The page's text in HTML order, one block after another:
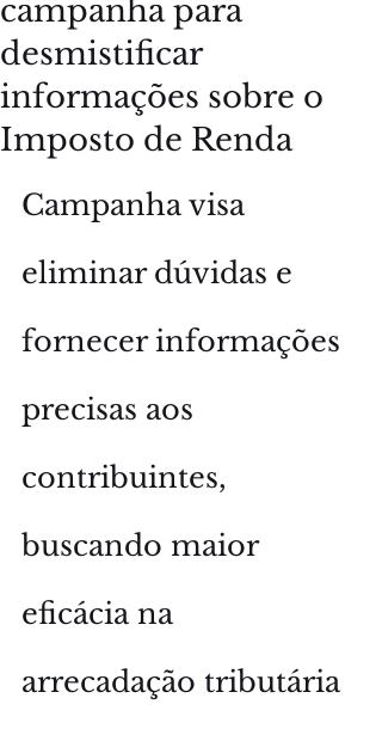
campanha para
desmistificar
informações sobre o
Imposto de Renda
Campanha visa
eliminar dúvidas e
fornecer informações
precisas aos
contribuintes,
buscando maior
eficácia na
arrecadação tributária